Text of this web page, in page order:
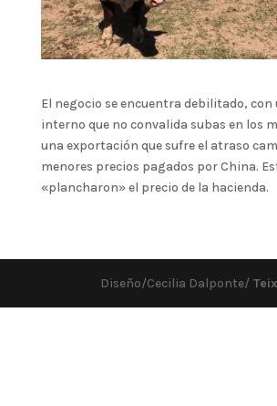
El negocio se encuentra debilitado, con
interno que no convalida subas en los
una exportación que sufre el atraso
menores precios pagados por China.
«plancharon» el precio de la hacienda.
Diseño/Cecilia Dalponte/